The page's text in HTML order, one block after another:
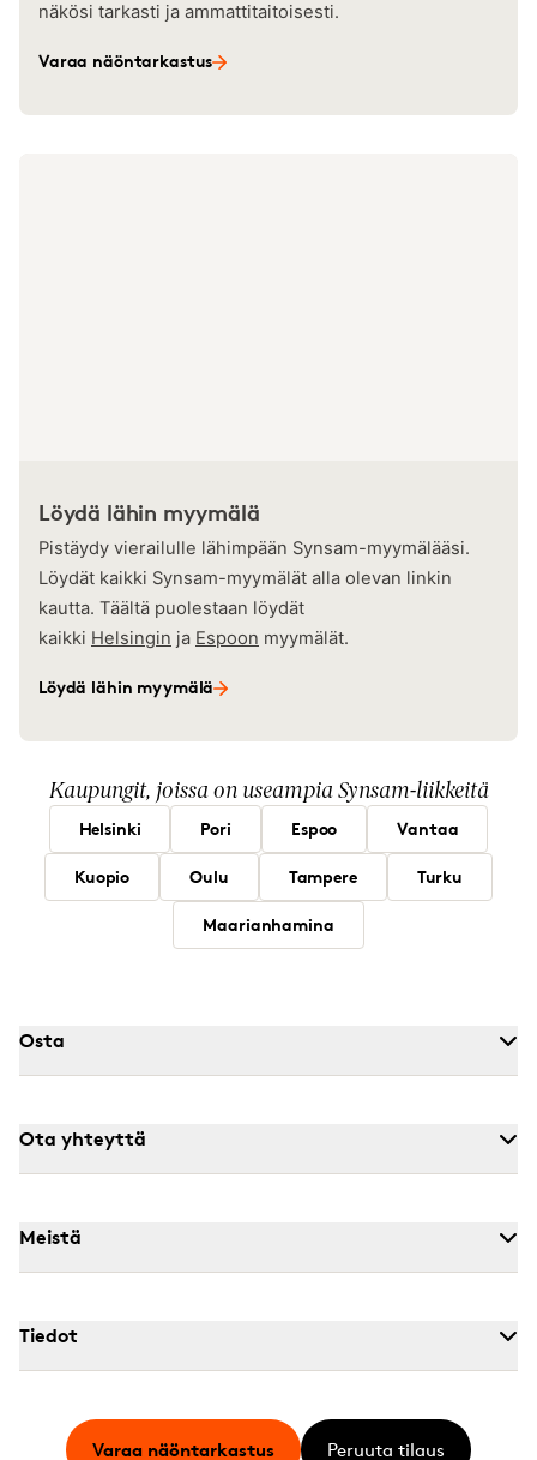
näkösi tarkasti ja ammattitaitoisesti.
Varaa näöntarkastus
Löydä lähin myymälä
Pistäydy vierailulle lähimpään Synsam-myymälääsi.
Löydät kaikki Synsam-myymälät alla olevan linkin
kautta. Täältä puolestaan löydät
kaikki Helsingin ja Espoon myymälät.
Löydä lähin myymälä
Kaupungit, joissa on useampia Synsam-liikkeitä
Helsinki Pori Espoo Vantaa
Kuopio Oulu Tampere Turku
Maarianhamina
Osta
Ota yhteyttä
Meistä
Tiedot
Varaa näöntarkastus Peruuta tilaus